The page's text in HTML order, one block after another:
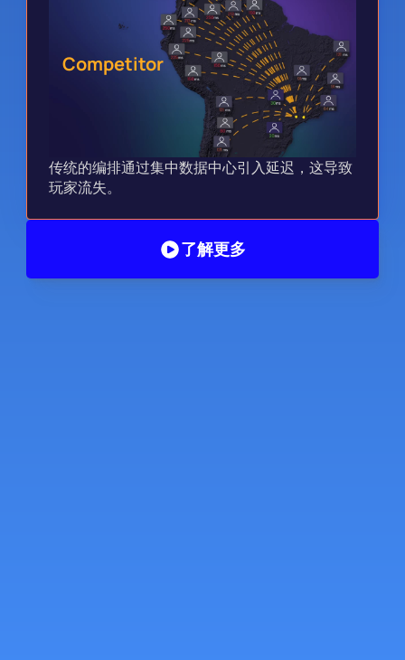
传统的编排通过集中数据中心引入延迟，这导致
玩家流失。
Competitor
了解更多